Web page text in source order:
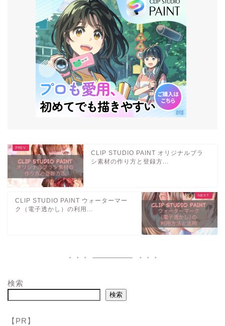
CLIP STUDIO PAINT オリジナルブラ
シ素材の作り方と登録方...
CLIP STUDIO PAINT ウォーターマー
ク（電子透かし）の利用...
検索
検索
【PR】